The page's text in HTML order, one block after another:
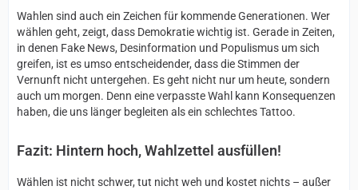
Wahlen sind auch ein Zeichen für kommende Generationen. Wer
wählen geht, zeigt, dass Demokratie wichtig ist. Gerade in Zeiten,
in denen Fake News, Desinformation und Populismus um sich
greifen, ist es umso entscheidender, dass die Stimmen der
Vernunft nicht untergehen. Es geht nicht nur um heute, sondern
auch um morgen. Denn eine verpasste Wahl kann Konsequenzen
haben, die uns länger begleiten als ein schlechtes Tattoo.
Fazit: Hintern hoch, Wahlzettel ausfüllen!
Wählen ist nicht schwer, tut nicht weh und kostet nichts – außer